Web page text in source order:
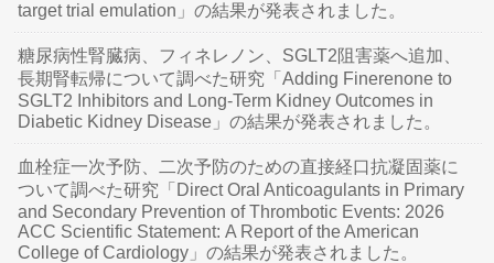
target trial emulation」の結果が発表されました。
糖尿病性腎臓病、フィネレノン、SGLT2阻害薬へ追加、
長期腎転帰について調べた研究「Adding Finerenone to
SGLT2 Inhibitors and Long-Term Kidney Outcomes in
Diabetic Kidney Disease」の結果が発表されました。
血栓症一次予防、二次予防のための直接経口抗凝固薬に
ついて調べた研究「Direct Oral Anticoagulants in Primary
and Secondary Prevention of Thrombotic Events: 2026
ACC Scientific Statement: A Report of the American
College of Cardiology」の結果が発表されました。